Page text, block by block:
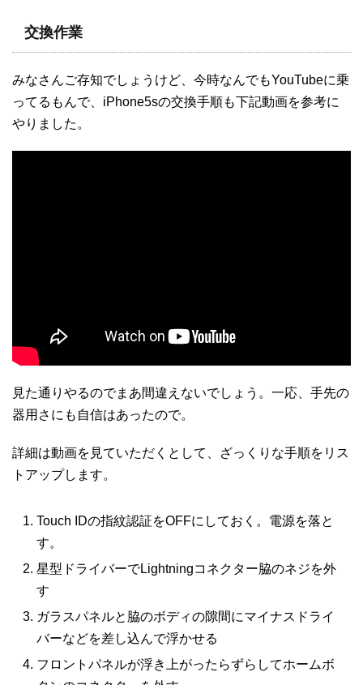
交換作業
みなさんご存知でしょうけど、今時なんでもYouTubeに乗
ってるもんで、iPhone5sの交換手順も下記動画を参考に
やりました。
見た通りやるのでまあ間違えないでしょう。一応、手先の
器用さにも自信はあったので。
詳細は動画を見ていただくとして、ざっくりな手順をリス
トアップします。
Touch IDの指紋認証をOFFにしておく。電源を落と
す。
星型ドライバーでLightningコネクター脇のネジを外
す
ガラスパネルと脇のボディの隙間にマイナスドライ
バーなどを差し込んで浮かせる
フロントパネルが浮き上がったらずらしてホームボ